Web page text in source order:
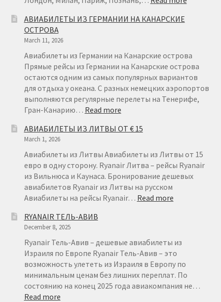
€22
АВИАБИЛЕТЫ ИЗ ГЕРМАНИИ НА КАНАРСКИЕ
ОСТРОВА
March 11, 2026
Авиабилеты из Германии на Канарские острова
Прямые рейсы из Германии на Канарские острова
остаются одним из самых популярных вариантов
для отдыха у океана. С разных немецких аэропортов
выполняются регулярные перелеты на Тенерифе,
Гран-Канарию… Read more:
ИЗ
НА
КАНАРСКИЕ
ОСТРОВА
АВИАБИЛЕТЫ ИЗ ЛИТВЫ ОТ € 15
March 1, 2026
Авиабилеты из Литвы Авиабилеты из Литвы от 15
евро в одну сторону. Ryanair Литва – рейсы Ryanair
из Вильнюса и Каунаса. Бронирование дешевых
авиабилетов Ryanair из Литвы на русском
Авиабилеты на рейсы Ryanair… Read more:
ОТ
€
15
RYANAIR ТЕЛЬ-АВИВ
December 8, 2025
Ryanair Тель-Авив – дешевые авиабилеты из
Израиля по Европе Ryanair Тель-Авив – это
возможность улететь из Израиля в Европу по
минимальным ценам без лишних переплат. По
состоянию на конец 2025 года авиакомпания не…
Read more: